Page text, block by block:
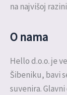
na najvišoj
O nama
Hello d.o.o. je
Šibeniku, bavi
suvenira.